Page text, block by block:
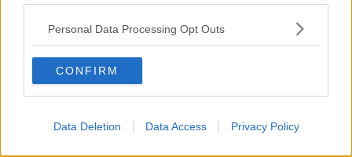
Personal Data Processing Opt Outs
CONFIRM
Data Deletion Data Access Privacy Policy
​La lenta agonia del Libano
Sudafrica, è allarme alimentare
Usa di nuovo al centro della geopolitica internazionale
L’appuntamento di Israele con il cambiamento
La farsa delle elezioni in Siria
In Medioriente non ci sono favole, solo realtà
Niente di nuovo in Medioriente
La forza di Boris Johnson